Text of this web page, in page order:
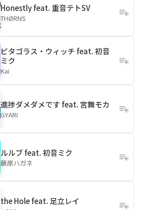
Honestly feat. 重音テトSV
THØRNS
ピタゴラス・ウィッチ feat. 初音
ミク
Kai
進捗ダメダメです feat. 宮舞モカ
GYARI
ルルブ feat. 初音ミク
藤原ハガネ
the Hole feat. 足立レイ